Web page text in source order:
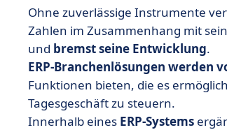
Ohne zuverlässige Instrumente
Zahlen im Zusammenhang mit
und bremst seine Entwicklung.
ERP-Branchenlösungen werden
Funktionen bieten, die es
Tagesgeschäft zu steuern.
Innerhalb eines ERP-Systems